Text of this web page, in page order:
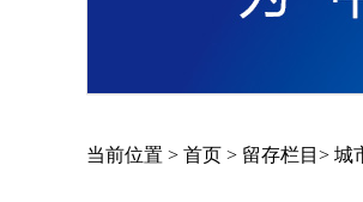
当前位置 > 首页 > 留存栏目 > 城